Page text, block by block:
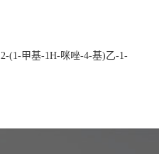
2-(1-甲基-1H-咪唑-4-基)乙-1-